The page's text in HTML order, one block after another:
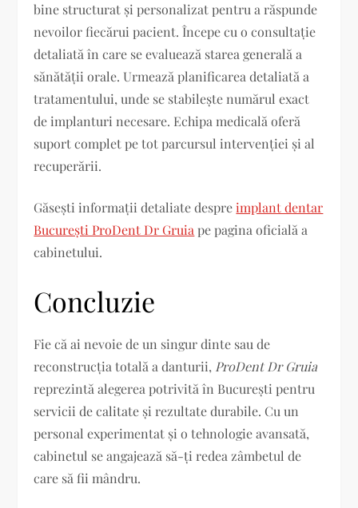
bine structurat și personalizat pentru a răspunde
nevoilor fiecărui pacient. Începe cu o consultație
detaliată în care se evaluează starea generală a
sănătății orale. Urmează planificarea detaliată a
tratamentului, unde se stabilește numărul exact
de implanturi necesare. Echipa medicală oferă
suport complet pe tot parcursul intervenției și al
recuperării.
Găsești informații detaliate despreimplant dentar
București ProDent Dr Gruia pe pagina oficială a
cabinetului.
Concluzie
Fie că ai nevoie de un singur dinte sau de
reconstrucția totală a danturii, ProDent Dr Gruia
reprezintă alegerea potrivită în București pentru
servicii de calitate și rezultate durabile. Cu un
personal experimentat și o tehnologie avansată,
cabinetul se angajează să-ți redea zâmbetul de
care să fii mândru.